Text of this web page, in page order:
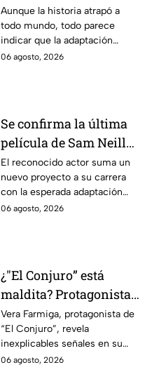
Estados Unidos? Esto
es lo que se sabe al
momento
Aunque la historia atrapó a
todo mundo, todo parece
indicar que la adaptación
podría ser cancelada:
06 agosto, 2026
Se confirma la última
película de Sam Neill
antes de morir: esto es
lo que se sabe hasta
ahora
El reconocido actor suma un
nuevo proyecto a su carrera
con la esperada adaptación
cinematográfica del popular
06 agosto, 2026
¿"El Conjuro” está
maldita? Protagonista
revela INQUIETANTES
señales en su cuerpo
durante la grabación de
la película
Vera Farmiga, protagonista de
“El Conjuro”, revela
inexplicables señales en su
cuerpo durante el rodaje de la
06 agosto, 2026